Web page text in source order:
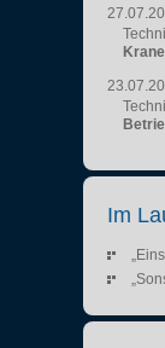
Im